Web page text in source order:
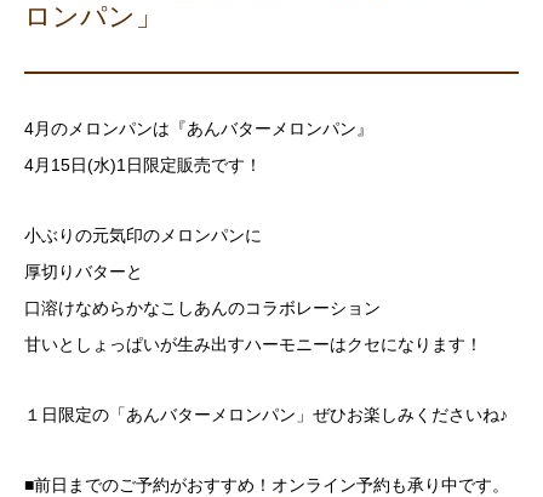
ロンパン」
4月のメロンパンは『あんバターメロンパン』
4月15日(水)1日限定販売です！
小ぶりの元気印のメロンパンに
厚切りバターと
口溶けなめらかなこしあんのコラボレーション
甘いとしょっぱいが生み出すハーモニーはクセになります！
１日限定の「あんバターメロンパン」ぜひお楽しみくださいね♪
■前日までのご予約がおすすめ！オンライン予約も承り中です。